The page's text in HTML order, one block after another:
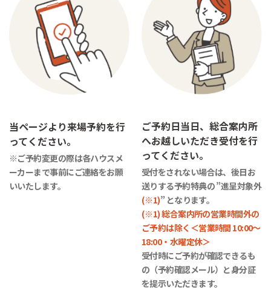
当ページより来場予約を行
ってください。
※ご予約変更の際は各ハウスメ
ーカーまで事前にご連絡をお願
いいたします。
ご予約日当日、総合案内所
へお越しいただき受付を行
ってください。
受付をされない場合は、後日お
送りする予約特典の ”進呈対象外
(※1)” となります。
(※1) 総合案内所の営業時間外の
ご予約は除く＜営業時間 10:00～
18:00・水曜定休＞
受付時にご予約が確認できるも
の（予約確認メール）と身分証
を提示いただきます。